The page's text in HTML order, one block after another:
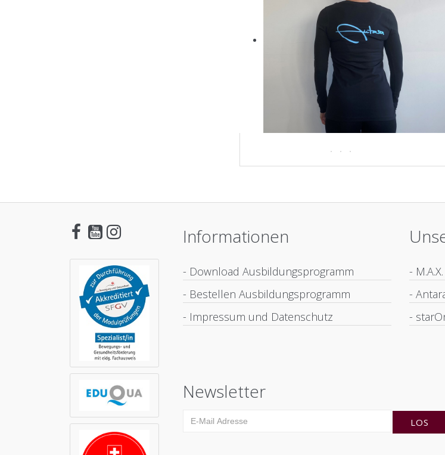
Informationen
- Download Ausbildungsprogramm
- Bestellen Ausbildungsprogramm
- Impressum und Datenschutz
- M.A.X.
-
-
Newsletter